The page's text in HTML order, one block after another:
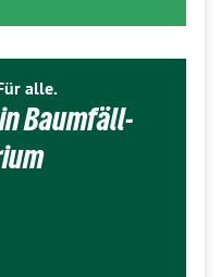
alle.
Baumfäll-